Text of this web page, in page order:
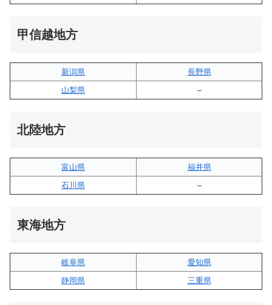
甲信越地方
新潟県
長野県
山梨県
–
北陸地方
富山県
福井県
石川県
–
東海地方
岐阜県
愛知県
静岡県
三重県